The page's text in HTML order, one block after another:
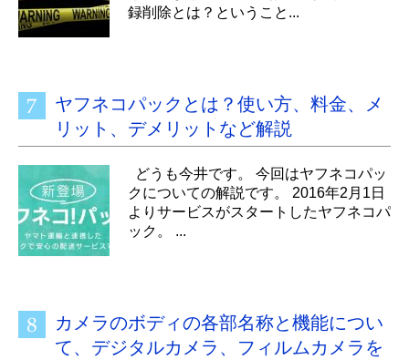
録削除とは？ということ...
ヤフネコパックとは？使い方、料金、メ
リット、デメリットなど解説
どうも今井です。 今回はヤフネコパッ
クについての解説です。 2016年2月1日
よりサービスがスタートしたヤフネコパ
ック。 ...
カメラのボディの各部名称と機能につい
て、デジタルカメラ、フィルムカメラを